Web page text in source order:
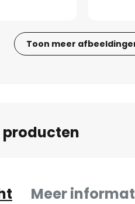
Toon meer
Meer